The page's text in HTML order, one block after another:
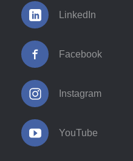
LinkedIn
Facebook
Instagram
YouTube